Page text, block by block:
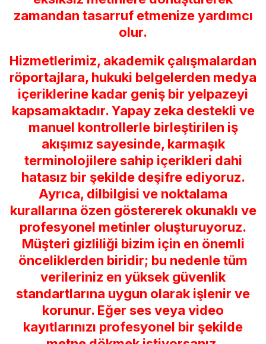
zamandan tasarruf etmenize yardımcı
olur.
Hizmetlerimiz, akademik çalışmalardan
röportajlara, hukuki belgelerden medya
içeriklerine kadar geniş bir yelpazeyi
kapsamaktadır. Yapay zeka destekli ve
manuel kontrollerle birleştirilen iş
akışımız sayesinde, karmaşık
terminolojilere sahip içerikleri dahi
hatasız bir şekilde deşifre ediyoruz.
Ayrıca, dilbilgisi ve noktalama
kurallarına özen göstererek okunaklı ve
profesyonel metinler oluşturuyoruz.
Müşteri gizliliği bizim için en önemli
önceliklerden biridir; bu nedenle tüm
verileriniz en yüksek güvenlik
standartlarına uygun olarak işlenir ve
korunur. Eğer ses veya video
kayıtlarınızı profesyonel bir şekilde